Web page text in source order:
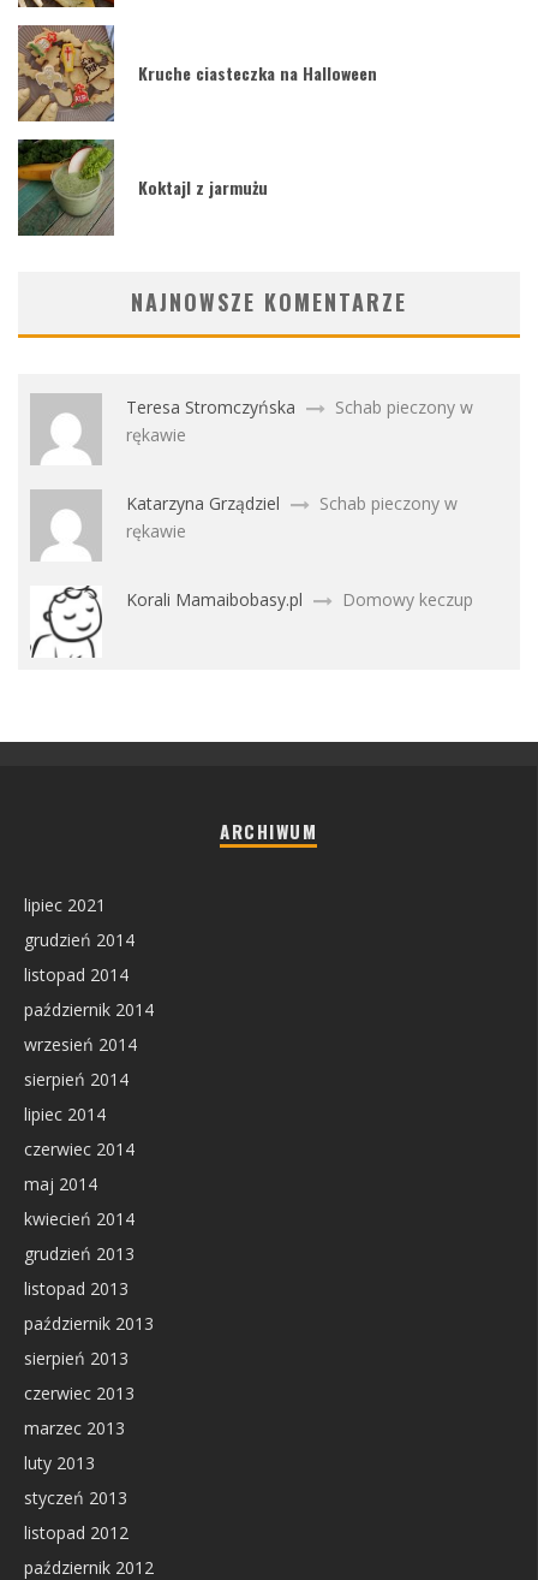
Kruche ciasteczka na Halloween
Koktajl z jarmużu
NAJNOWSZE KOMENTARZE
Teresa Stromczyńska
Schab pieczony w
rękawie
Katarzyna Grządziel
Schab pieczony w
rękawie
Korali Mamaibobasy.pl Domowy keczup
ARCHIWUM
lipiec 2021
grudzień 2014
listopad 2014
październik 2014
wrzesień 2014
sierpień 2014
lipiec 2014
czerwiec 2014
maj 2014
kwiecień 2014
grudzień 2013
listopad 2013
październik 2013
sierpień 2013
czerwiec 2013
marzec 2013
luty 2013
styczeń 2013
listopad 2012
październik 2012